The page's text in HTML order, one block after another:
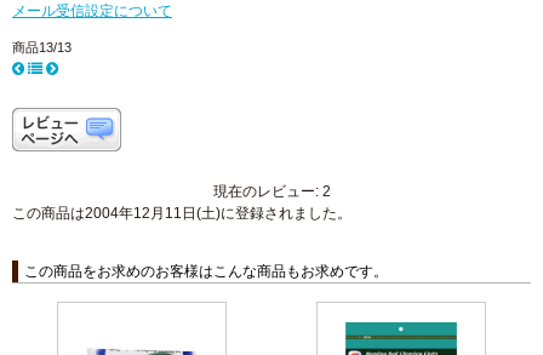
メール受信設定について
商品13/13
現在のレビュー: 2
この商品は2004年12月11日(土)に登録されました。
この商品をお求めのお客様はこんな商品もお求めです。